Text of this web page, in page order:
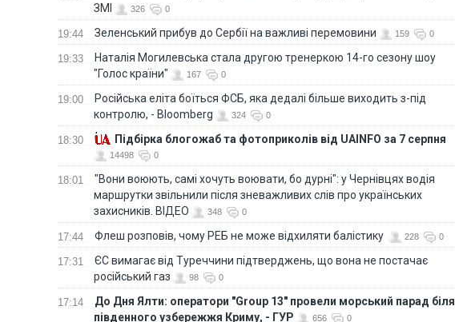
ЗМІ
326 0
19:44 Зеленський прибув до Сербії на важливі перемовини 159 0
19:33
Наталія Могилевська стала другою тренеркою 14-го сезону шоу
"Голос країни"
167 0
19:00
Російська еліта боїться ФСБ, яка дедалі більше виходить з-під
контролю, - Bloomberg
324 0
18:30 Підбірка блогожаб та фотоприколів від UAINFO за 7 серпня
14498 0
18:01
"Вони воюють, самі хочуть воювати, бо дурні": у Чернівцях водія
маршрутки звільнили після зневажливих слів про українських
захисників. ВІДЕО
348 0
17:44 Флеш розповів, чому РЕБ не може відхиляти балістику 228 0
17:31
ЄС вимагає від Туреччини підтверджень, що вона не постачає
російський газ
98 0
17:14
До Дня Ялти: оператори "Group 13" провели морський парад біля
південного узбережжя Криму, - ГУР
656 0